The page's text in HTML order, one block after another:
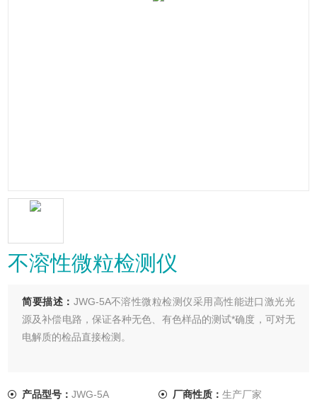
不溶性微粒检测仪
简要描述： JWG-5A不溶性微粒检测仪采用高性能进口激光光
源及补偿电路，保证各种无色、有色样品的测试*确度，可对无
电解质的检品直接检测。
产品型号：JWG-5A 厂商性质： 生产厂家